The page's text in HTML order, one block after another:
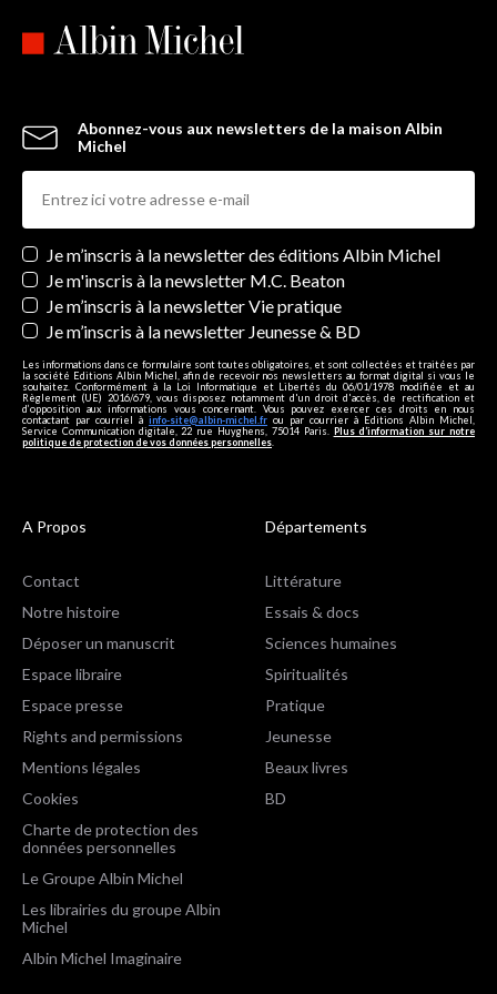
Abonnez-vous aux newsletters de la maison Albin
Michel
Newsletters
Je m’inscris à la newsletter des éditions Albin Michel
Je m'inscris à la newsletter M.C. Beaton
Je m’inscris à la newsletter Vie pratique
Je m’inscris à la newsletter Jeunesse & BD
Les informations dans ce formulaire sont toutes obligatoires, et sont collectées et traitées par
la société Editions Albin Michel, afin de recevoir nos newsletters au format digital si vous le
souhaitez. Conformément à la Loi Informatique et Libertés du 06/01/1978 modifiée et au
Règlement (UE) 2016/679, vous disposez notamment d'un droit d'accès, de rectification et
d’opposition aux informations vous concernant. Vous pouvez exercer ces droits en nous
contactant par courriel à info-site@albin-michel.fr ou par courrier à Editions Albin Michel,
Service Communication digitale, 22 rue Huyghens, 75014 Paris. Plus d’information sur notre
politique de protection de vos données personnelles
A Propos
Contact
Notre histoire
Déposer un manuscrit
Espace libraire
Espace presse
Rights and permissions
Mentions légales
Cookies
Charte de protection des
données personnelles
Le Groupe Albin Michel
Les librairies du groupe Albin
Michel
Albin Michel Imaginaire
Départements
Littérature
Essais & docs
Sciences humaines
Spiritualités
Pratique
Jeunesse
Beaux livres
BD